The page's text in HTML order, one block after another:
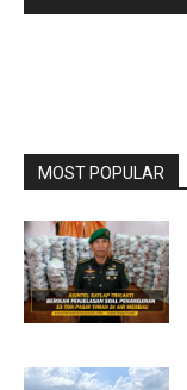
MOST POPULAR